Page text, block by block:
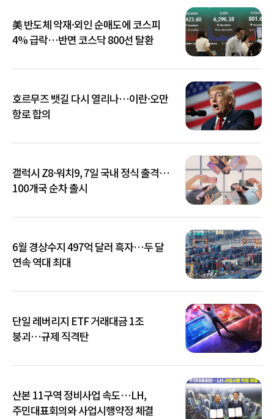
美 반도체 악재·외인 순매도에 코스피
4% 급락…반면 코스닥 800선 탈환
호르무즈 뱃길 다시 열리나…이란·오만
항로 합의
갤럭시 Z8·워치9, 7일 국내 정식 출격…
100개국 순차 출시
6월 경상수지 497억 달러 흑자…두 달
연속 역대 최대
단일 레버리지 ETF 거래대금 1조
붕괴…규제 직격탄
산본 11구역 정비사업 속도…LH,
주민대표회의와 사업시행약정 체결